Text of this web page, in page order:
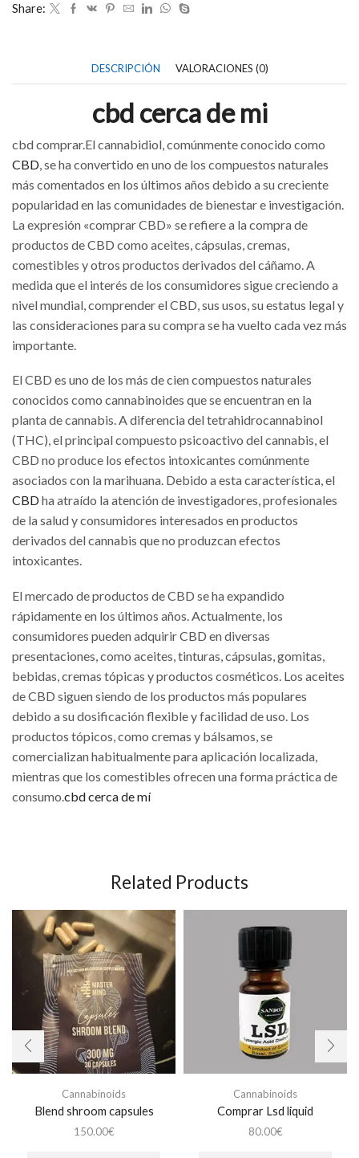
Share:
DESCRIPCIÓN VALORACIONES (0)
cbd cerca de mi
cbd comprar​.El cannabidiol, comúnmente conocido como
CBD , se ha convertido en uno de los compuestos naturales
más comentados en los últimos años debido a su creciente
popularidad en las comunidades de bienestar e investigación.
La expresión «comprar CBD» se refiere a la compra de
productos de CBD como aceites, cápsulas, cremas,
comestibles y otros productos derivados del cáñamo. A
medida que el interés de los consumidores sigue creciendo a
nivel mundial, comprender el CBD, sus usos, su estatus legal y
las consideraciones para su compra se ha vuelto cada vez más
importante.
El CBD es uno de los más de cien compuestos naturales
conocidos como cannabinoides que se encuentran en la
planta de cannabis. A diferencia del tetrahidrocannabinol
(THC), el principal compuesto psicoactivo del cannabis, el
CBD no produce los efectos intoxicantes comúnmente
asociados con la marihuana. Debido a esta característica, el
CBDha atraído la atención de investigadores, profesionales
de la salud y consumidores interesados ​​en productos
derivados del cannabis que no produzcan efectos
intoxicantes.
El mercado de productos de CBD se ha expandido
rápidamente en los últimos años. Actualmente, los
consumidores pueden adquirir CBD en diversas
presentaciones, como aceites, tinturas, cápsulas, gomitas,
bebidas, cremas tópicas y productos cosméticos. Los aceites
de CBD siguen siendo de los productos más populares
debido a su dosificación flexible y facilidad de uso. Los
productos tópicos, como cremas y bálsamos, se
comercializan habitualmente para aplicación localizada,
mientras que los comestibles ofrecen una forma práctica de
consumo. cbd cerca de mí
Related Products
Cannabinoids
Blend shroom capsules
150.00€
Cannabinoids
Comprar Lsd liquid
80.00€